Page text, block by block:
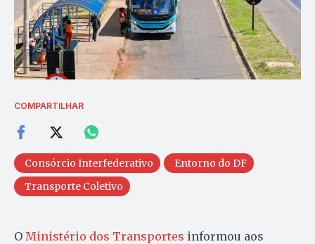
COMPARTILHAR
Consórcio Interfederativo
Entorno do DF
Transporte Coletivo
O Ministério dos Transportes informou aos